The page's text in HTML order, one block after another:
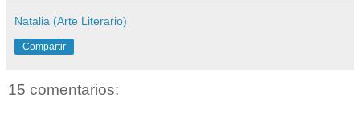
Natalia (Arte Literario)
Compartir
15 comentarios: